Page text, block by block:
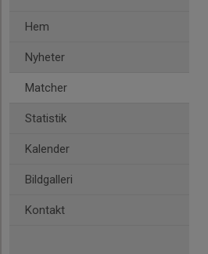
Hem
Nyheter
Matcher
Statistik
Kalender
Bildgalleri
Kontakt